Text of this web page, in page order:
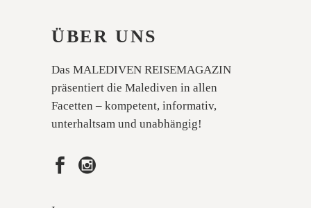
ÜBER UNS
Das MALEDIVEN REISEMAGAZIN
präsentiert die Malediven in allen
Facetten – kompetent, informativ,
unterhaltsam und unabhängig!